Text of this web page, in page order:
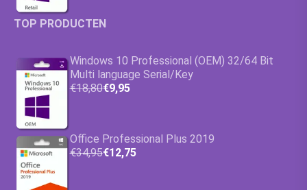
TOP PRODUCTEN
Windows 10 Professional (OEM) 32/64 Bit
Multi language Serial/Key
€18,80€9,95
Office Professional Plus 2019
€34,95€12,75